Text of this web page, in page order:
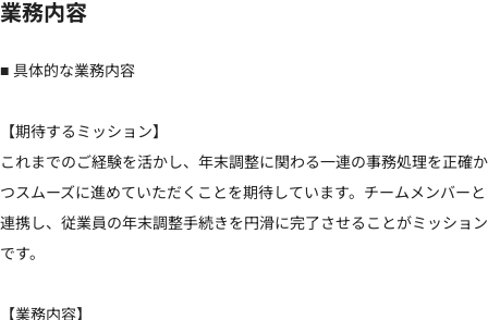
業務内容
■ 具体的な業務内容
【期待するミッション】
これまでのご経験を活かし、年末調整に関わる一連の事務処理を正確か
つスムーズに進めていただくことを期待しています。チームメンバーと
連携し、従業員の年末調整手続きを円滑に完了させることがミッション
です。
【業務内容】